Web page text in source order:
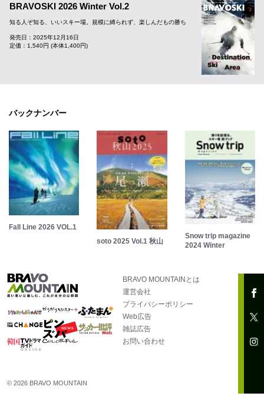
BRAVOSKI 2026 Winter Vol.2
知る人ぞ知る、いいスキー場。規模に縛られず、楽しんだもの勝ち
発売日：2025年12月16日
定価：1,540円 (本体1,400円)
バックナンバー
Fall Line 2026 VOL.1
soto 2025 Vol.1 秋山
Snow trip magazine
2024 Winter
BRAVO MOUNTAINとは
運営会社
プライバシーポリシー
Web広告
雑誌広告
お問い合わせ
© 2026 BRAVO MOUNTAIN